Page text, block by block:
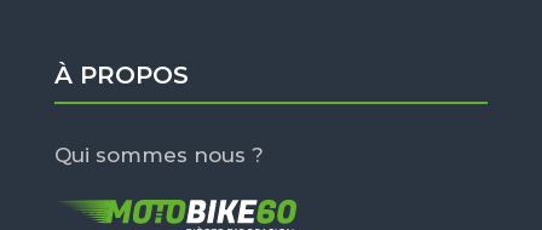
À PROPOS
Qui sommes nous ?